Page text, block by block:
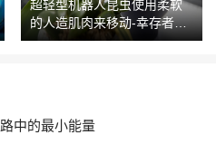
超轻型机器人昆虫使用柔软
的人造肌肉来移动-幸存者被
苍蝇拍夷为平地
中的最小能量